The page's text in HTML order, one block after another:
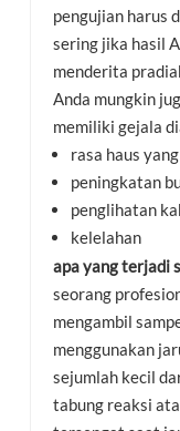
pengujian harus
sering jika hasil
menderita
Anda mungkin
memiliki gejala
rasa haus
peningkatan
penglihatan
kelelahan
apa yang terjadi
seorang
mengambil
menggunakan
sejumlah kecil
tabung reaksi